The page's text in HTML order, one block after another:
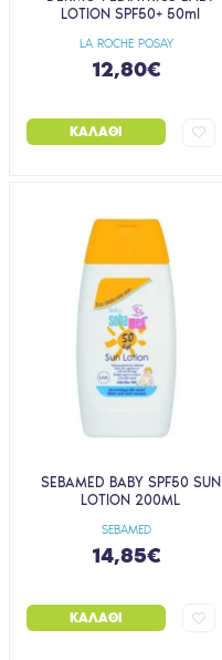
LA ROCHE POSAY
LOTION SPF50+ 50ml
12,80€
ΚΑΛΆΘΙ
SEBAMED
SEBAMED BABY SPF50 SUN
LOTION 200ML
14,85€
ΚΑΛΆΘΙ